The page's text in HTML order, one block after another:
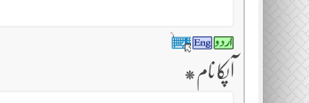
آپکا نام *